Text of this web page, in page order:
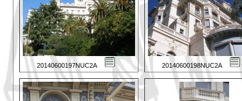
20140600197NUC2A 20140600198NUC2A